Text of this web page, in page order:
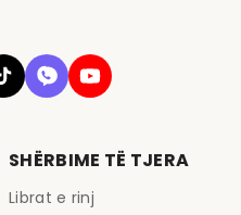
SHËRBIME TË TJERA
Librat e rinj